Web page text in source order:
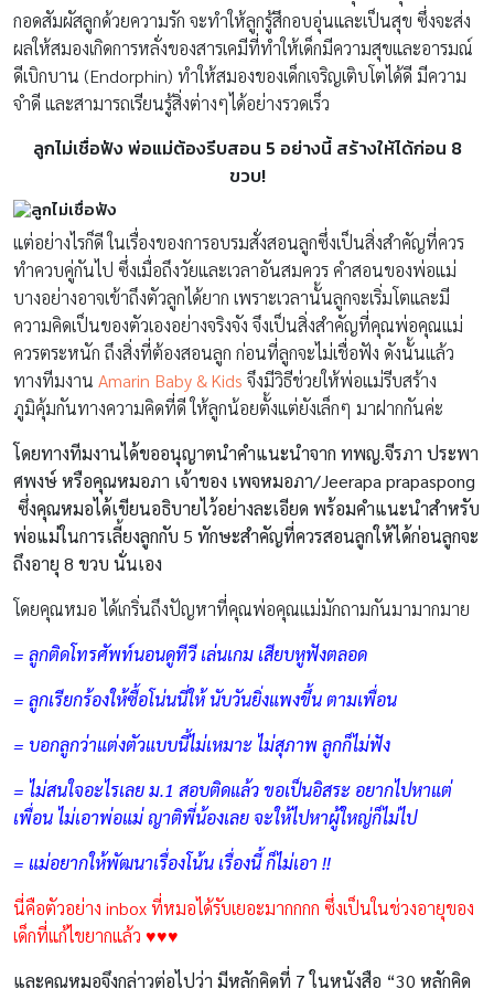
กอดสัมผัสลูกด้วยความรัก จะทำให้ลูกรู้สึกอบอุ่นและเป็นสุข ซึ่งจะส่ง
ผลให้สมองเกิดการหลั่งของสารเคมีที่ทำให้เด็กมีความสุขและอารมณ์
ดีเบิกบาน (Endorphin) ทำให้สมองของเด็กเจริญเติบโตได้ดี มีความ
จำดี และสามารถเรียนรู้สิ่งต่างๆได้อย่างรวดเร็ว
ลูกไม่เชื่อฟัง พ่อแม่ต้องรีบสอน 5 อย่างนี้ สร้างให้ได้ก่อน 8
ขวบ!
แต่อย่างไรก็ดี ในเรื่องของการอบรมสั่งสอนลูกซึ่งเป็นสิ่งสำคัญที่ควร
ทำควบคู่กันไป ซึ่งเมื่อถึงวัยและเวลาอันสมควร คำสอนของพ่อแม่
บางอย่างอาจเข้าถึงตัวลูกได้ยาก เพราะเวลานั้นลูกจะเริ่มโตและมี
ความคิดเป็นของตัวเองอย่างจริงจัง จึงเป็นสิ่งสำคัญที่คุณพ่อคุณแม่
ควรตระหนัก ถึงสิ่งที่ต้องสอนลูก ก่อนที่ลูกจะไม่เชื่อฟัง ดังนั้นแล้ว
ทางทีมงาน Amarin Baby & Kids จึงมีวิธีช่วยให้พ่อแม่รีบสร้าง
ภูมิคุ้มกันทางความคิดที่ดี ให้ลูกน้อยตั้งแต่ยังเล็กๆ มาฝากกันค่ะ
โดยทางทีมงานได้ขออนุญาตนำคำแนะนำจาก ทพญ.จีรภา ประพา
ศพงษ์ หรือคุณหมอภา เจ้าของ เพจหมอภา/Jeerapa prapaspong
ซึ่งคุณหมอได้เขียนอธิบายไว้อย่างละเอียด พร้อมคำแนะนำสำหรับ
พ่อแม่ในการเลี้ยงลูกกับ 5 ทักษะสำคัญที่ควรสอนลูกให้ได้ก่อนลูกจะ
ถึงอายุ 8 ขวบ นั่นเอง
โดยคุณหมอ ได้เกริ่นถึงปัญหาที่คุณพ่อคุณแม่มักถามกันมามากมาย
= ลูกติดโทรศัพท์นอนดูทีวี เล่นเกม เสียบหูฟังตลอด
= ลูกเรียกร้องให้ซื้อโน่นนี่ให้ นับวันยิ่งแพงขึ้น ตามเพื่อน
= บอกลูกว่าแต่งตัวแบบนี้ไม่เหมาะ ไม่สุภาพ ลูกก็ไม่ฟัง
= ไม่สนใจอะไรเลย ม.1 สอบติดแล้ว ขอเป็นอิสระ อยากไปหาแต่
เพื่อน ไม่เอาพ่อแม่ ญาติพี่น้องเลย จะให้ไปหาผู้ใหญ่ก็ไม่ไป
= แม่อยากให้พัฒนาเรื่องโน้น เรื่องนี้ ก็ไม่เอา !!
นี่คือตัวอย่าง inbox ที่หมอได้รับเยอะมากกกก ซึ่งเป็นในช่วงอายุของ
เด็กที่แก้ไขยากแล้ว ♥♥♥
และคุณหมอจึงกล่าวต่อไปว่า มีหลักคิดที่ 7 ในหนังสือ “30 หลักคิด